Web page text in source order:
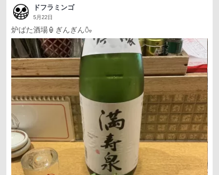
ドフラミンゴ
5月22日
炉ばた酒場🏮ぎんぎん🍶